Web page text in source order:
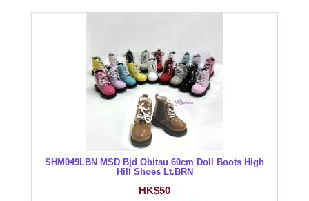
SHM049LBN MSD Bjd Obitsu 60cm Doll Boots High
Hill Shoes Lt.BRN
HK$50